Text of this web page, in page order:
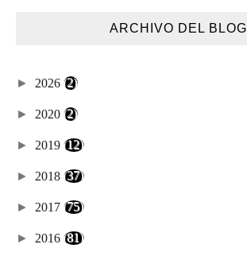
ARCHIVO DEL BLOG
► 2026 (2)
► 2020 (2)
► 2019 (12)
► 2018 (37)
► 2017 (75)
► 2016 (81)